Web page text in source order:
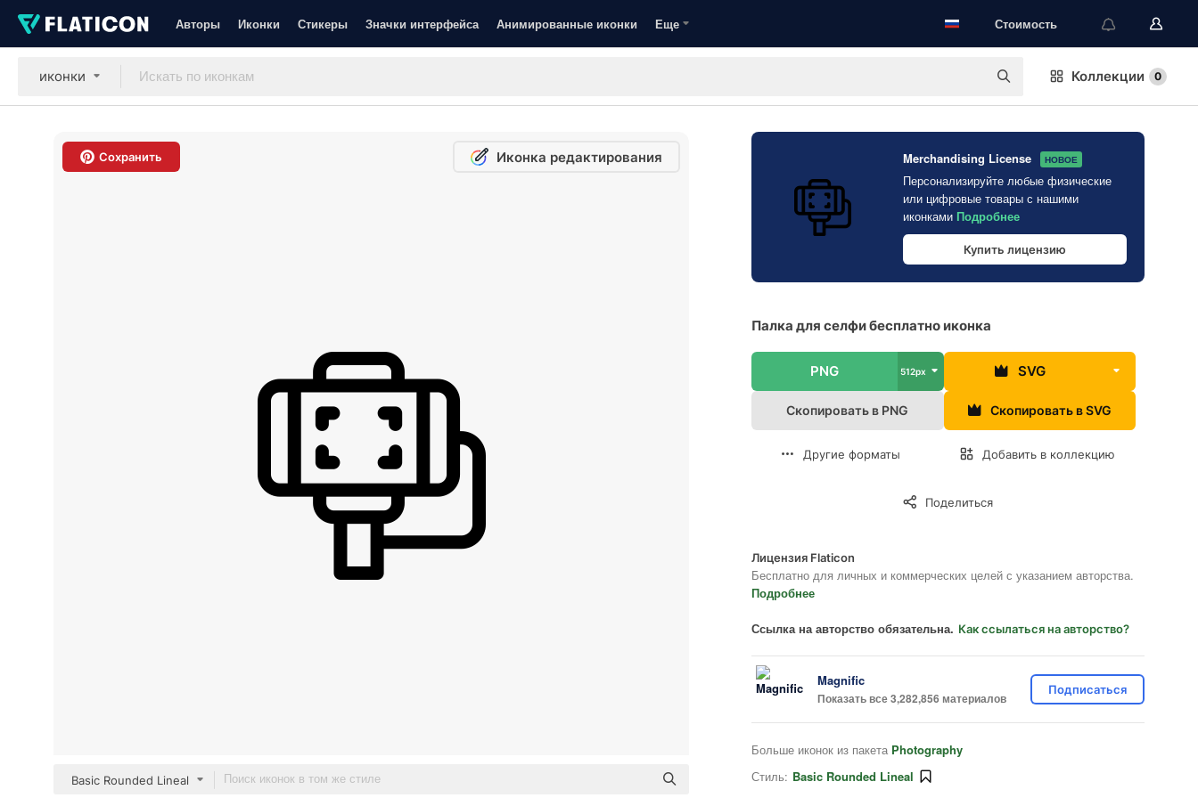
Авторы Иконки Стикеры Значки интерфейса Анимированные иконки Еще Стоимость
иконки Коллекции 0
Сохранить Иконка редактирования
Basic Rounded Lineal
Merchandising License НОВОЕ
Персонализируйте любые физические
или цифровые товары с нашими
иконками Подробнее
Купить лицензию
Палка для селфи бесплатно иконка
PNG 512px SVG
Скопировать в PNG Скопировать в SVG
Другие форматы Добавить в коллекцию
Поделиться
Лицензия Flaticon
Бесплатно для личных и коммерческих целей с указанием авторства.
Подробнее
Ссылка на авторство обязательна. Как ссылаться на авторство?
Magnific
Показать все 3,282,856 материалов
Подписаться
Больше иконок из пакета Photography
Стиль: Basic Rounded Lineal